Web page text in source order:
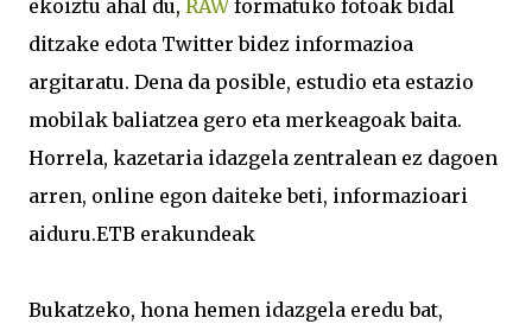
ekoiztu ahal du, RAW formatuko fotoak bidal
ditzake edota Twitter bidez informazioa
argitaratu. Dena da posible, estudio eta estazio
mobilak baliatzea gero eta merkeagoak baita.
Horrela, kazetaria idazgela zentralean ez dagoen
arren, online egon daiteke beti, informazioari
aiduru.ETB erakundeak
Bukatzeko, hona hemen idazgela eredu bat,